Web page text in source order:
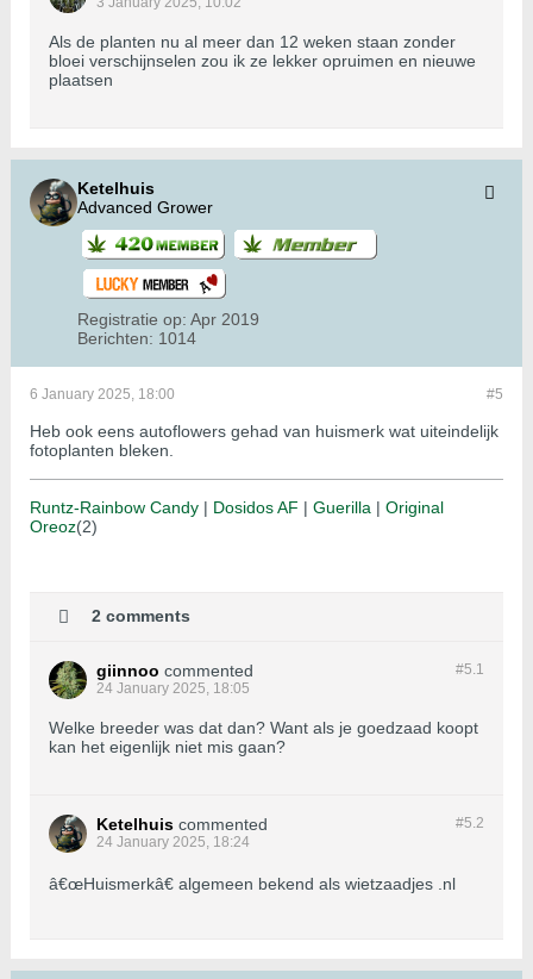
Als de planten nu al meer dan 12 weken staan zonder
bloei verschijnselen zou ik ze lekker opruimen en nieuwe
plaatsen
Ketelhuis
Advanced Grower
Registratie op: Apr 2019
Berichten: 1014
#5
6 January 2025, 18:00
Heb ook eens autoflowers gehad van huismerk wat uiteindelijk
fotoplanten bleken.
Runtz-Rainbow Candy | Dosidos AF | Guerilla | Original
Oreoz(2)
2 comments
#5.1
giinnoo commented
24 January 2025, 18:05
Welke breeder was dat dan? Want als je goedzaad koopt
kan het eigenlijk niet mis gaan?
#5.2
Ketelhuis commented
24 January 2025, 18:24
â€œHuismerkâ€ algemeen bekend als wietzaadjes .nl